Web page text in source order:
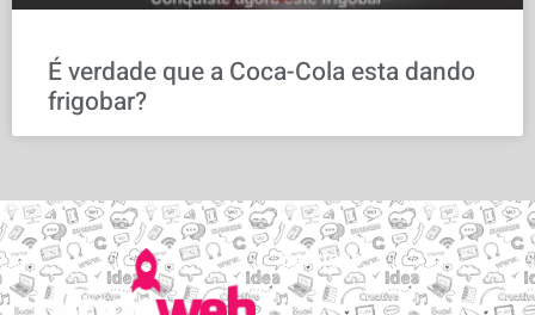
É verdade que a Coca-Cola esta dando
frigobar?
Serviços
Email personalizado